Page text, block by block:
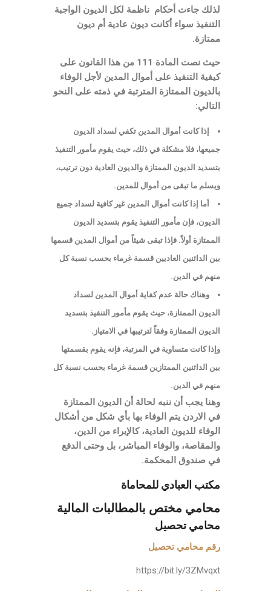
لذلك جاءت أحكام ناظمة لكل الديون الواجبة
التنفيذ سواء أكانت ديون عادية أم ديون
ممتازة.
حيث نصت المادة 111 من هذا القانون على
كيفية التنفيذ على أموال المدين لأجل الوفاء
بالديون الممتازة المترتبة في ذمته على النحو
التالي:
إذا كانت أموال المدين تكفي لسداد الديون
جميعها، فلا مشكلة في ذلك، حيث يقوم مأمور التنفيذ
بتسديد الديون الممتازة والديون العادية دون ترتيب،
ويسلم ما تبقى من أموال للمدين.
أما إذا كانت أموال المدين غير كافية لسداد جميع
الديون، فإن مأمور التنفيذ يقوم بتسديد الديون
الممتازة أولاً. فإذا تبقى شيئاً من أموال المدين قسمها
بين الدائنين العاديين قسمة غرماء بحسب نسبة كل
منهم في الدين.
وهناك حالة عدم كفاية أموال المدين لسداد
الديون الممتازة، حيث يقوم مأمور التنفيذ بتسديد
الديون الممتازة وفقاً لترتيبها في الامتياز.
وإذا كانت متساوية في المرتبة، فإنه يقوم بقسمتها
بين الدائنين الممتازين قسمة غرماء بحسب نسبة كل
منهم في الدين.
وهنا يجب أن ننبه لحالة أن الديون الممتازة
في الاردن يتم الوفاء بها بأي شكل من أشكال
الوفاء للديون العادية، كالإبراء من الدين،
والمقاصة، والوفاء المباشر، بل وحتى الدفع
في صندوق المحكمة.
مكتب العبادي للمحاماة
محامي مختص بالمطالبات المالية
محامي تحصيل
رقم محامي تحصيل
https://bit.ly/3ZMvqxt